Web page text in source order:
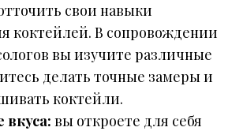
свои навыки
коктейлей. В сопровождении
вы изучите различные
делать точные замеры и
коктейли.
вкуса: вы откроете для себя